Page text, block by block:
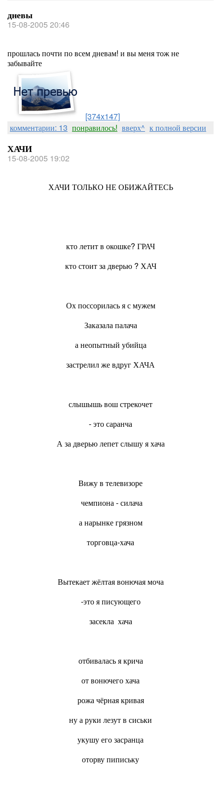
дневы
15-08-2005 20:46
прошлась почти по всем дневам! и вы меня тож не
забывайте
[374x147]
комментарии: 13 понравилось! вверх^ к полной версии
ХАЧИ
15-08-2005 19:02
ХАЧИ ТОЛЬКО НЕ ОБИЖАЙТЕСЬ
кто летит в окошке? ГРАЧ
кто стоит за дверью ? ХАЧ
Ох поссорилась я с мужем
Заказала палача
а неопытный убийца
застрелил же вдруг ХАЧА
слышышь вош стрекочет
- это саранча
А за дверью лепет слышу я хача
Вижу в телевизоре
чемпиона - силача
а нарынке грязном
торговца-хача
Вытекает жёлтая вонючая моча
-это я писующего
засекла хача
отбивалась я крича
от вонючего хача
рожа чёрная кривая
ну а руки лезут в сиськи
укушу его засранца
оторву пипиську